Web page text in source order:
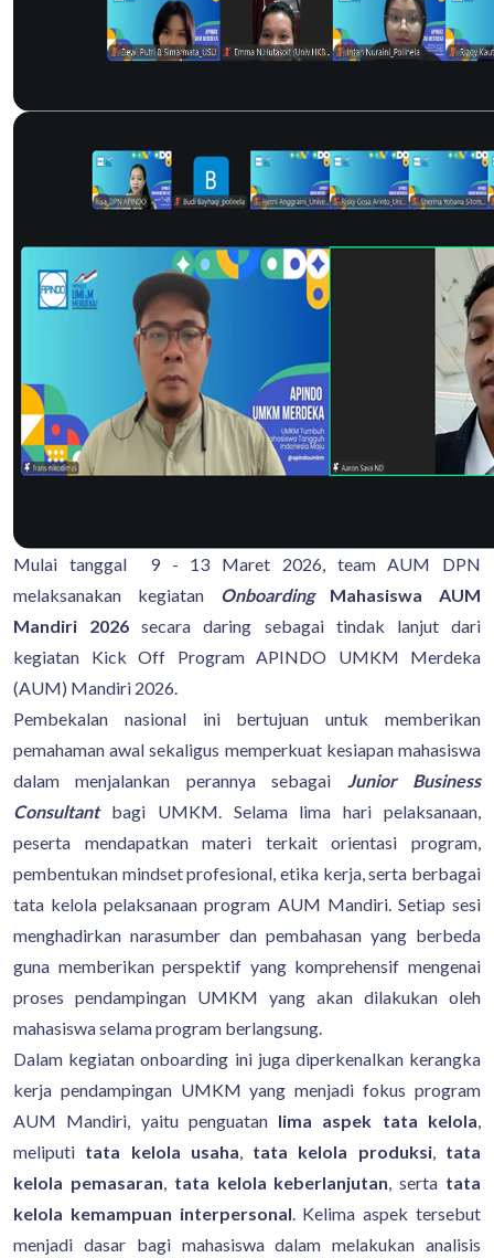
Mulai tanggal 9 - 13 Maret 2026, team AUM DPN
melaksanakan kegiatan OnboardingMahasiswa AUM
Mandiri 2026 secara daring sebagai tindak lanjut dari
kegiatan Kick Off Program APINDO UMKM Merdeka
(AUM) Mandiri 2026.
Pembekalan nasional ini bertujuan untuk memberikan
pemahaman awal sekaligus memperkuat kesiapan mahasiswa
dalam menjalankan perannya sebagai Junior Business
Consultantbagi UMKM. Selama lima hari pelaksanaan,
peserta mendapatkan materi terkait orientasi program,
pembentukan mindset profesional, etika kerja, serta berbagai
tata kelola pelaksanaan program AUM Mandiri. Setiap sesi
menghadirkan narasumber dan pembahasan yang berbeda
guna memberikan perspektif yang komprehensif mengenai
proses pendampingan UMKM yang akan dilakukan oleh
mahasiswa selama program berlangsung.
Dalam kegiatan onboarding ini juga diperkenalkan kerangka
kerja pendampingan UMKM yang menjadi fokus program
AUM Mandiri, yaitu penguatan lima aspek tata kelola,
meliputi tata kelola usaha, tata kelola produksi, tata
kelola pemasaran, tata kelola keberlanjutan, serta tata
kelola kemampuan interpersonal. Kelima aspek tersebut
menjadi dasar bagi mahasiswa dalam melakukan analisis